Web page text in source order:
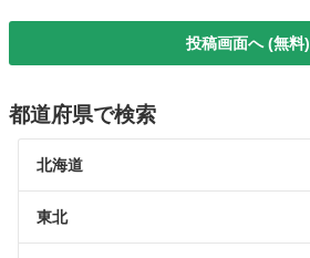
投稿画面へ (無料)
都道府県で検索
北海道
東北